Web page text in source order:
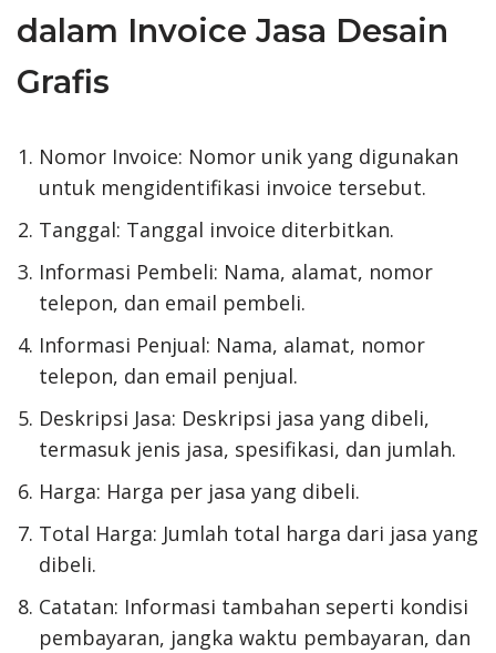
dalam Invoice Jasa Desain
Grafis
Nomor Invoice: Nomor unik yang digunakan
untuk mengidentifikasi invoice tersebut.
Tanggal: Tanggal invoice diterbitkan.
Informasi Pembeli: Nama, alamat, nomor
telepon, dan email pembeli.
Informasi Penjual: Nama, alamat, nomor
telepon, dan email penjual.
Deskripsi Jasa: Deskripsi jasa yang dibeli,
termasuk jenis jasa, spesifikasi, dan jumlah.
Harga: Harga per jasa yang dibeli.
Total Harga: Jumlah total harga dari jasa yang
dibeli.
Catatan: Informasi tambahan seperti kondisi
pembayaran, jangka waktu pembayaran, dan